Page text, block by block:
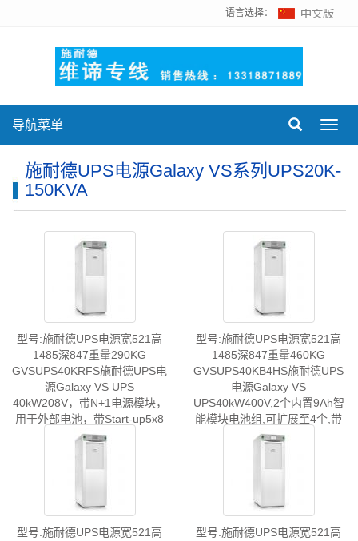
语言选择：
导航菜单
施耐德UPS电源Galaxy VS系列UPS20K-
150KVA
型号:施耐德UPS电源宽521高
1485深847重量290KG
GVSUPS40KRFS施耐德UPS电
源Galaxy VS UPS
40kW208V，带N+1电源模块，
用于外部电池，带Start-up5x8
型号:施耐德UPS电源宽521高
1485深847重量460KG
GVSUPS40KB4HS施耐德UPS
电源Galaxy VS
UPS40kW400V,2个内置9Ah智
能模块电池组,可扩展至4个,带
5x8式启动服务
型号:施耐德UPS电源宽521高
型号:施耐德UPS电源宽521高